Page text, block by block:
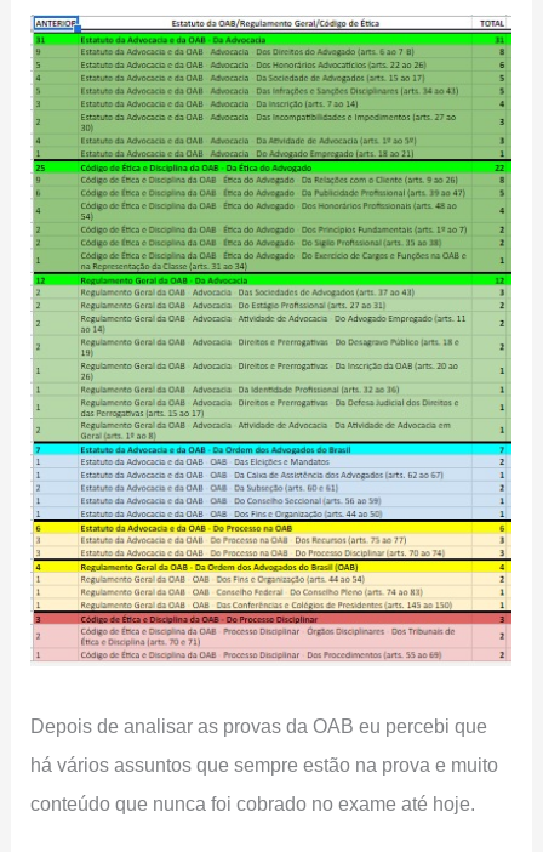
Depois de analisar as provas da OAB eu percebi que
há vários assuntos que sempre estão na prova e muito
conteúdo que nunca foi cobrado no exame até hoje.